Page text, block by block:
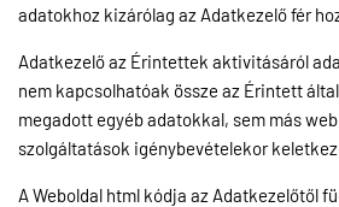
adatokhoz kizárólag az Adatkezelő fér
Adatkezelő az Érintettek aktivitásáról
nem kapcsolhatóak össze az Érintett
megadott egyéb adatokkal, sem más
szolgáltatások igénybevételekor
A Weboldal html kódja az Adatkezelőtől